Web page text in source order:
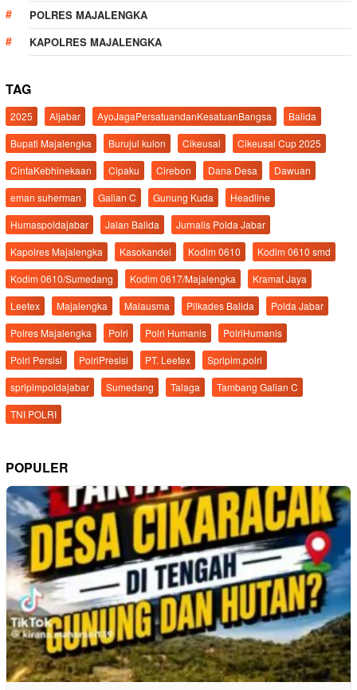
POLRES MAJALENGKA
KAPOLRES MAJALENGKA
TAG
2025 Aljabar AyoJagaPersatuandanKesatuanBangsa
Balida
Bupati Majalengka
Burujul kulon Cikeusal
Cikeusal Cup 2025
CintaKebhinekaan
Cipaku Cirebon Dana Desa
Dawuan
eman suherman
Galian C Gunung Kuda
Headline
Humaspoldajabar
Jalan Balida
Jurnalis Polda Jabar
Kapolres Majalengka
Kasokandel Kodim 0610
Kodim 0610 smd
Kodim 0610/Sumedang
Kodim 0617/Majalengka
Kramat Jaya
Leetex
Majalengka Malausma Pilkades Balida
Polda Jabar
Polres Majalengka
Polri Polri Humanis
PolriHumanis
Polri Persisi
PolriPresisi PT. Leetex
Spripim.polri
spripimpoldajabar
Sumedang Talaga
Tambang Galian C
TNI POLRI
POPULER